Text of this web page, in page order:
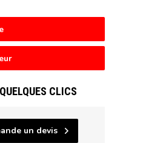
CLICS
un devis